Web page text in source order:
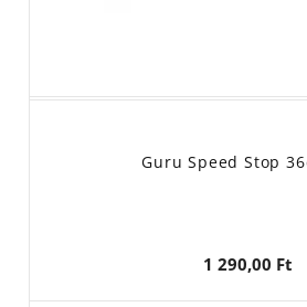
Guru Speed Stop
1 290,00 Ft